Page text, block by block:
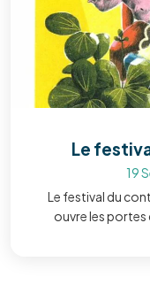
Le
19
Le festival du
ouvre les portes